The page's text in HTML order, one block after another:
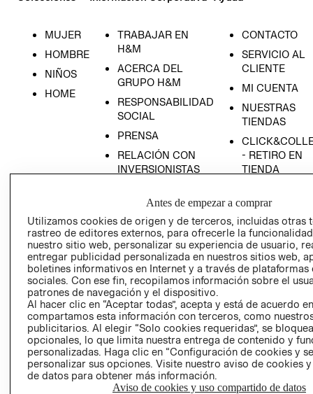
MUJER
HOMBRE
NIÑOS
HOME
TRABAJAR EN
H&M
ACERCA DEL
GRUPO H&M
RESPONSABILIDAD
SOCIAL
PRENSA
RELACIÓN CON
INVERSIONISTAS
EMPRESARIAL
CONTACTO
SERVICIO AL
CLIENTE
MI CUENTA
NUESTRAS
TIENDAS
- RETIRO EN
TIENDA
CONDICIONES
AVISO DE
PRIVACIDAD
GIFT CARD
AVISO DE
Antes de empezar a comprar
Utilizamos cookies de origen y de terceros, incluidas otras
rastreo de editores externos, para ofrecerle la
nuestro sitio web, personalizar su experiencia de usuario,
entregar publicidad personalizada en nuestros sitios web,
boletines informativos en Internet y a través de plataformas
sociales. Con ese fin, recopilamos información sobre el
patrones de navegación y el dispositivo.
Al hacer clic en “Aceptar todas”, acepta y está de acuerdo
compartamos esta información con terceros, como
publicitarios. Al elegir “Solo cookies requeridas”, se
opcionales, lo que limita nuestra entrega de contenido y
personalizadas. Haga clic en “Configuración de cookies y
personalizar sus opciones. Visite nuestro aviso de cookies
de datos para obtener más información.
Aviso de cookies y uso compartido de datos